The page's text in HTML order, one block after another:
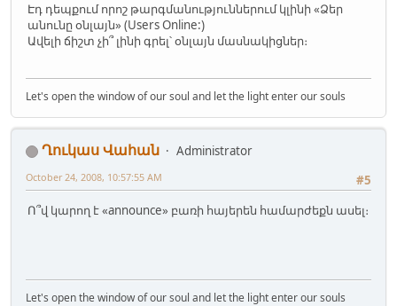
Էդ դեպքում որոշ թարգմանություններում կլինի «Ձեր
անունը օնլայն» (Users Online:)
Ավելի ճիշտ չի՞ լինի գրել՝ օնլայն մասնակիցներ։
Let's open the window of our soul and let the light enter our souls
Ղուկաս Վահան
Administrator
#5
October 24, 2008, 10:57:55 AM
Ո՞վ կարող է «announce» բառի հայերեն համարժեքն ասել։
Let's open the window of our soul and let the light enter our souls